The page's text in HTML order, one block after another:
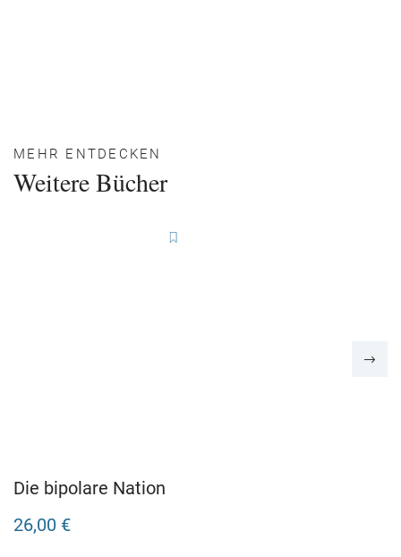
MEHR ENTDECKEN
Weitere Bücher
Die bipolare Nation
26,00 €